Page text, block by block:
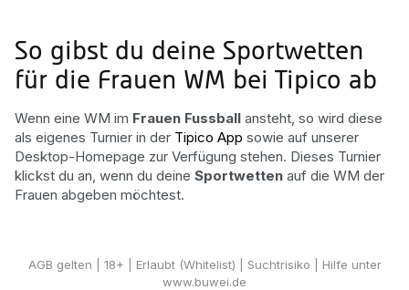
So gibst du deine Sportwetten
für die Frauen WM bei Tipico ab
Wenn eine WM im Frauen Fussball ansteht, so wird diese
als eigenes Turnier in der Tipico App sowie auf unserer
Desktop-Homepage zur Verfügung stehen. Dieses Turnier
klickst du an, wenn du deine Sportwetten auf die WM der
Frauen abgeben möchtest.
AGB gelten | 18+ | Erlaubt (Whitelist) | Suchtrisiko | Hilfe unter
www.buwei.de